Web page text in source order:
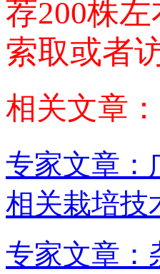
荐200株
索取或者
相关文章：
专家文章：
相关栽培技
专家文章：